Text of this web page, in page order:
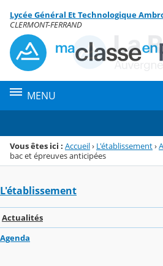
Menu de la rubrique
Contenu
Lycée Général Et Technologique
CLERMONT-FERRAND
MENU
Vous êtes ici : Accueil› L'établissement›
bac et épreuves anticipées
L'établissement
Actualités
Agenda